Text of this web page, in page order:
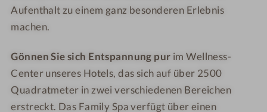
l
Aufenthalt zu einem ganz besonderen Erlebnis
machen.
Gönnen Sie sich Entspannung pur im Wellness-
Center unseres Hotels, das sich auf über 2500
Quadratmeter in zwei verschiedenen Bereichen
erstreckt. Das Family Spa verfügt über einen